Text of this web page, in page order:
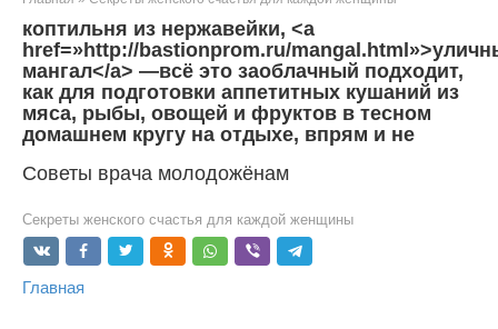
коптильня из нержавейки, <a
href=»http://bastionprom.ru/
мангал</a> —всё это заоблачный подходит,
как для подготовки аппетитных кушаний из
мяса, рыбы, овощей и фруктов в тесном
домашнем кругу на отдыхе, впрям и не
Советы врача молодожёнам
Секреты женского счастья для каждой женщины
Главная